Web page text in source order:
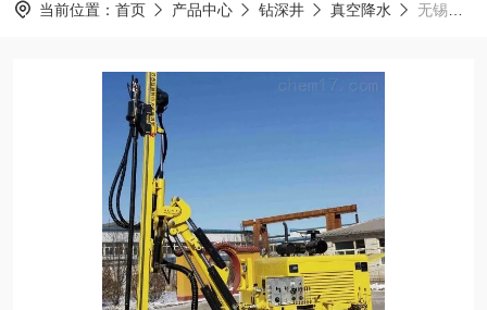
当前位置： 首页 产品中心 钻深井 真空降水 无锡井点降水,深井管降水,无锡打井降水公司